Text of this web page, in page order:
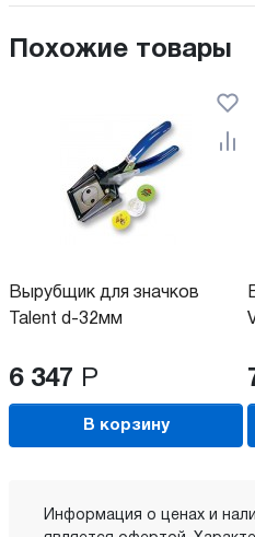
Похожие товары
Вырубщик для значков
Talent d-32мм
6 347 Р
В корзину
Информация о ценах и